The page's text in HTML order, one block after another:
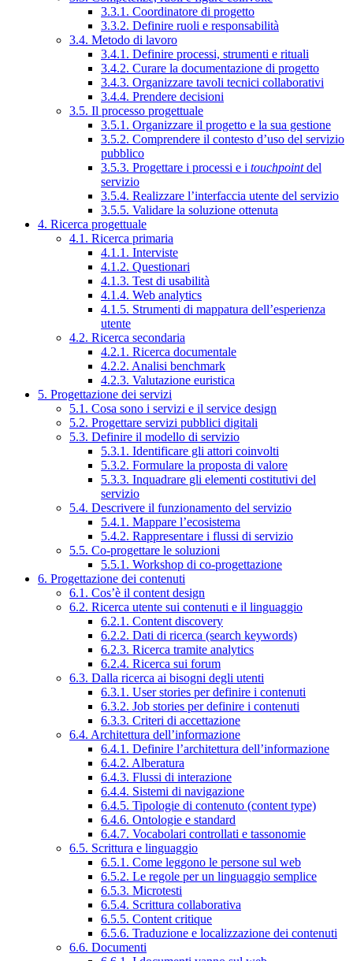
3.3.1. Coordinatore di progetto
3.3.2. Definire ruoli e responsabilità
3.4. Metodo di lavoro
3.4.1. Definire processi, strumenti e rituali
3.4.2. Curare la documentazione di progetto
3.4.3. Organizzare tavoli tecnici collaborativi
3.4.4. Prendere decisioni
3.5. Il processo progettuale
3.5.1. Organizzare il progetto e la sua gestione
3.5.2. Comprendere il contesto d’uso del servizio
pubblico
3.5.3. Progettare i processi e i touchpointdel
servizio
3.5.4. Realizzare l’interfaccia utente del servizio
3.5.5. Validare la soluzione ottenuta
4. Ricerca progettuale
4.1. Ricerca primaria
4.1.1. Interviste
4.1.2. Questionari
4.1.3. Test di usabilità
4.1.4. Web analytics
4.1.5. Strumenti di mappatura dell’esperienza
utente
4.2. Ricerca secondaria
4.2.1. Ricerca documentale
4.2.2. Analisi benchmark
4.2.3. Valutazione euristica
5. Progettazione dei servizi
5.1. Cosa sono i servizi e il service design
5.2. Progettare servizi pubblici digitali
5.3. Definire il modello di servizio
5.3.1. Identificare gli attori coinvolti
5.3.2. Formulare la proposta di valore
5.3.3. Inquadrare gli elementi costitutivi del
servizio
5.4. Descrivere il funzionamento del servizio
5.4.1. Mappare l’ecosistema
5.4.2. Rappresentare i flussi di servizio
5.5. Co-progettare le soluzioni
5.5.1. Workshop di co-progettazione
6. Progettazione dei contenuti
6.1. Cos’è il content design
6.2. Ricerca utente sui contenuti e il linguaggio
6.2.1. Content discovery
6.2.2. Dati di ricerca (search keywords)
6.2.3. Ricerca tramite analytics
6.2.4. Ricerca sui forum
6.3. Dalla ricerca ai bisogni degli utenti
6.3.1. User stories per definire i contenuti
6.3.2. Job stories per definire i contenuti
6.3.3. Criteri di accettazione
6.4. Architettura dell’informazione
6.4.1. Definire l’architettura dell’informazione
6.4.2. Alberatura
6.4.3. Flussi di interazione
6.4.4. Sistemi di navigazione
6.4.5. Tipologie di contenuto (content type)
6.4.6. Ontologie e standard
6.4.7. Vocabolari controllati e tassonomie
6.5. Scrittura e linguaggio
6.5.1. Come leggono le persone sul web
6.5.2. Le regole per un linguaggio semplice
6.5.3. Microtesti
6.5.4. Scrittura collaborativa
6.5.5. Content critique
6.5.6. Traduzione e localizzazione dei contenuti
6.6. Documenti